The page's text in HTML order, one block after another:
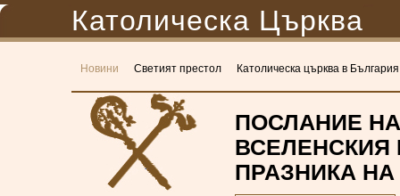
Католическа Църква
Новини Светият престол Католическа църква в България
ПОСЛАНИЕ
ВСЕЛЕНСКИЯ
ПРАЗНИКА